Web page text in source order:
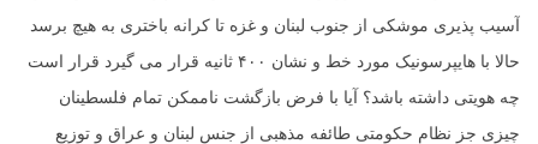
آسیب پذیری موشکی از جنوب لبنان و غزه تا کرانه باختری به هیچ برسد
حالا با هایپرسونیک مورد خط و نشان ۴۰۰ ثانیه قرار می گیرد قرار است
چه هویتی داشته باشد؟ آیا با فرض بازگشت ناممکن تمام فلسطینان
چیزی جز نظام حکومتی طائفه مذهبی از جنس لبنان و عراق و توزیع